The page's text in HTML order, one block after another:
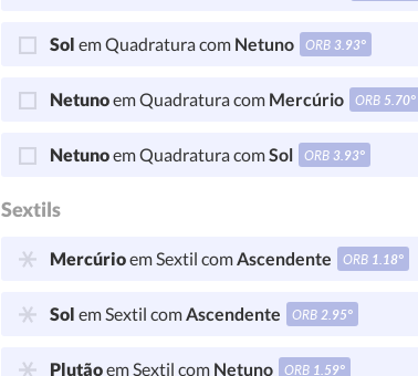
Sol em Quadratura com Netuno ORB3.93°
Netunoem Quadratura com Mercúrio ORB 5.70°
Netunoem Quadratura comSol ORB3.93°
Sextils
Mercúrioem Sextil comAscendente ORB 1.18°
Sol em Sextil comAscendente ORB2.95°
Plutãoem Sextil com Netuno ORB 1.59°